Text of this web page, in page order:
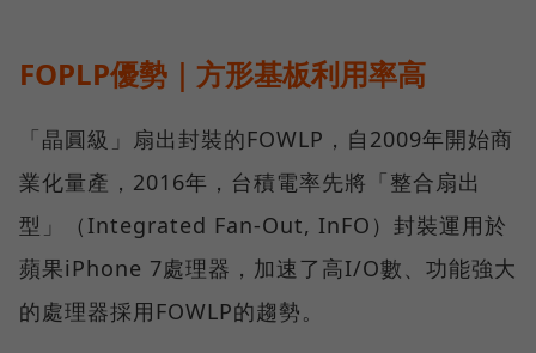
FOPLP優勢｜方形基板利用率高
「晶圓級」扇出封裝的FOWLP，自2009年開始商
業化量產，2016年，台積電率先將「整合扇出
型」（Integrated Fan-Out, InFO）封裝運用於
蘋果iPhone 7處理器，加速了高I/O數、功能強大
的處理器採用FOWLP的趨勢。